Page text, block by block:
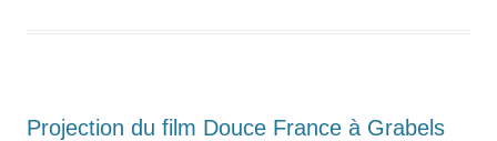
Projection du film Douce France à Grabels